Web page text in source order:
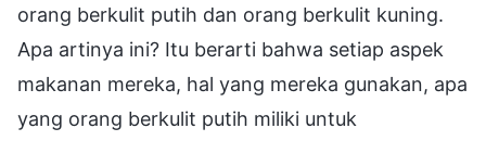
orang berkulit putih dan orang berkulit kuning.
Apa artinya ini? Itu berarti bahwa setiap aspek
makanan mereka, hal yang mereka gunakan, apa
yang orang berkulit putih miliki untuk